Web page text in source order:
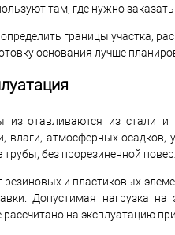
там, где нужно
границы участка,
основания лучше
изготавливаются из
влаги, атмосферных
без прорезиненной
резиновых и пластиковых
Допустимая нагрузка
на эксплуатацию